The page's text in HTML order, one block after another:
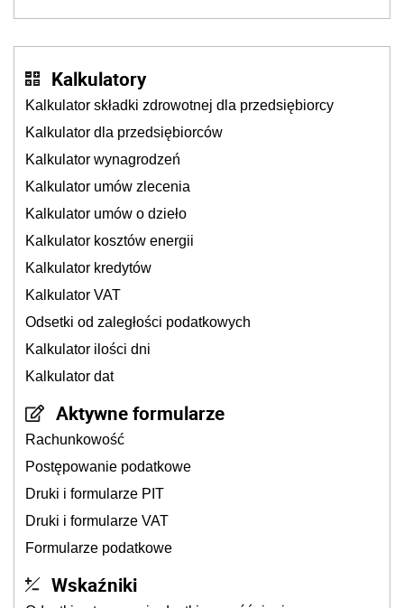
Kalkulatory
Kalkulator składki zdrowotnej dla przedsiębiorcy
Kalkulator dla przedsiębiorców
Kalkulator wynagrodzeń
Kalkulator umów zlecenia
Kalkulator umów o dzieło
Kalkulator kosztów energii
Kalkulator kredytów
Kalkulator VAT
Odsetki od zaległości podatkowych
Kalkulator ilości dni
Kalkulator dat
Aktywne formularze
Rachunkowość
Postępowanie podatkowe
Druki i formularze PIT
Druki i formularze VAT
Formularze podatkowe
Wskaźniki